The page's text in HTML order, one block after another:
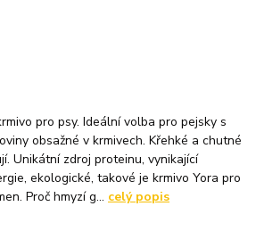
pro psy. Ideální volba pro pejsky s
obsažné v krmivech. Křehké a chutné
Unikátní zdroj proteinu, vynikající
ekologické, takové je krmivo Yora pro
Proč hmyzí g... celý popis